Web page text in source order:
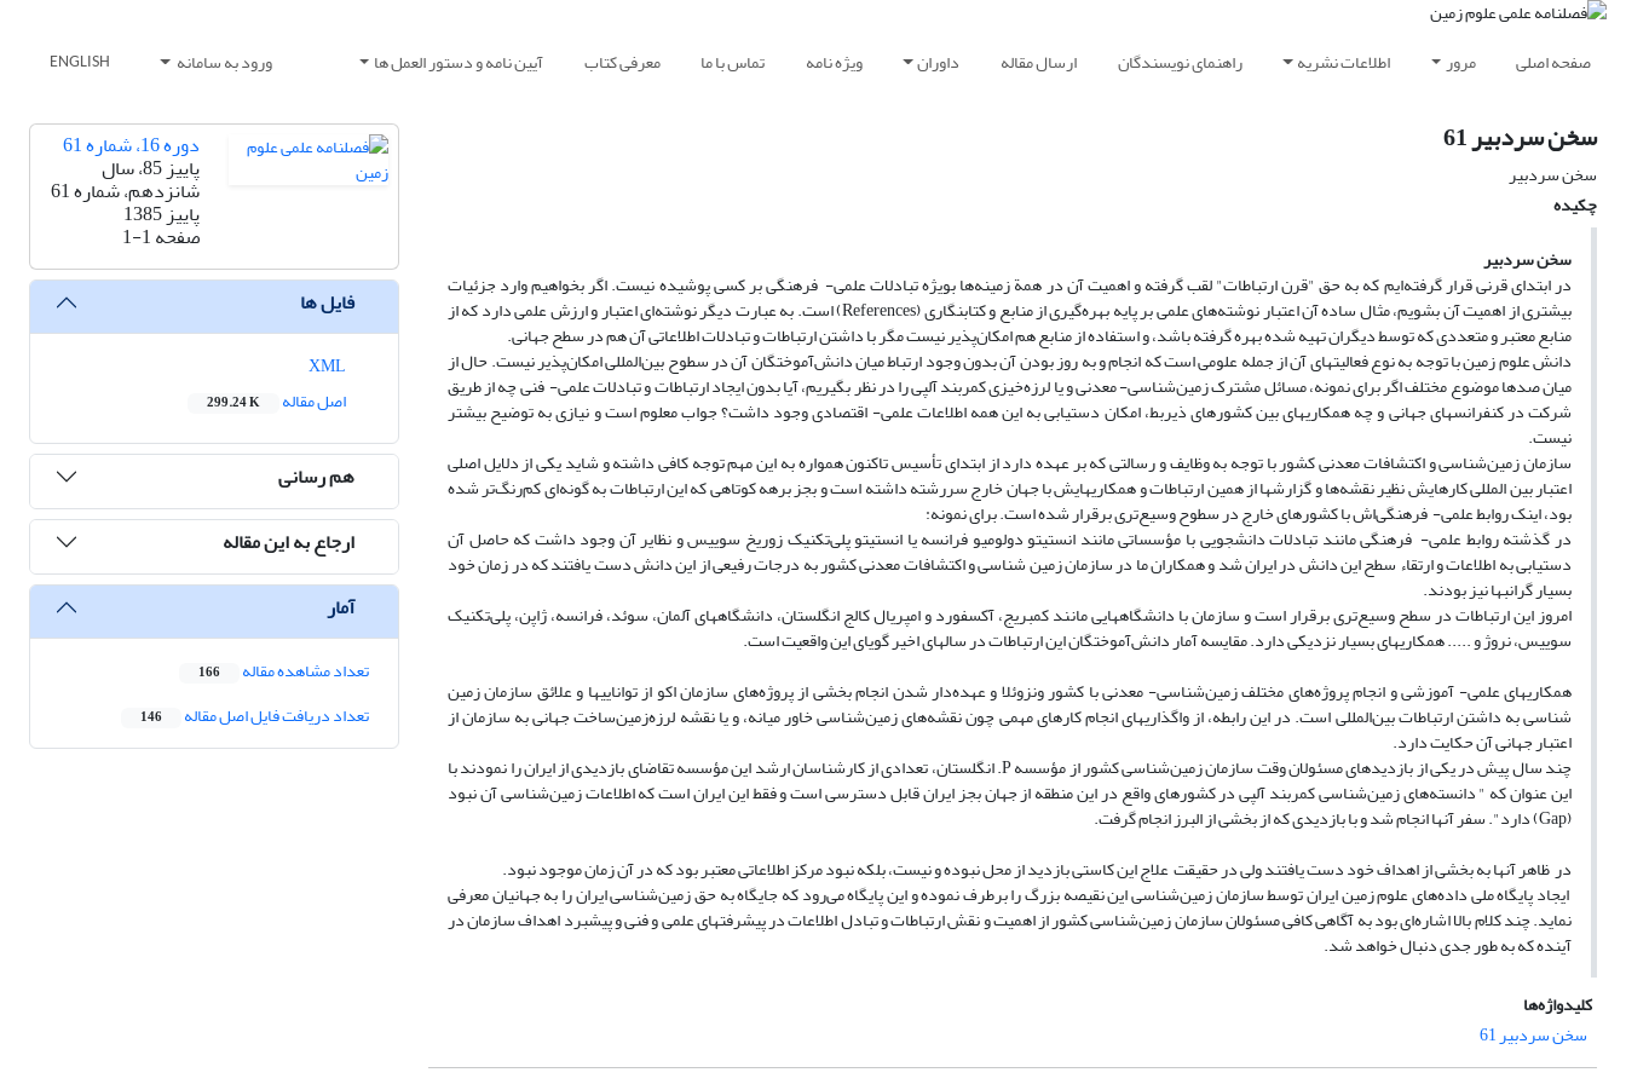
صفحه اصلی مرور اطلاعات نشریه راهنمای نویسندگان ارسال مقاله داوران ویژه نامه تماس با ما معرفی کتاب آیین نامه و دستور العمل ها ورود به سامانه ENGLISH
سخن سردبیر 61
سخن سردبیر
چکیده
سخن سردبیر
در ابتدای قرنی قرار گرفته‌ایم که به حق "قرن ارتباطات" لقب گرفته و اهمیت آن در همة زمینه‌ها بویژه تبادلات علمی- فرهنگی بر کسی پوشیده نیست. اگر بخواهیم وارد جزئیات
بیشتری از اهمیت آن بشویم، مثال ساده آن اعتبار نوشته‌های علمی بر پایه بهره‌گیری از منابع و کتابنگاری (References) است. به عبارت دیگر نوشته‌ای اعتبار و ارزش علمی دارد که از
منابع معتبر و متعددی که توسط دیگران تهیه شده بهره گرفته باشد، و استفاده از منابع هم امکان‌پذیر نیست مگر با داشتن ارتباطات و تبادلات اطلاعاتی آن هم در سطح جهانی.
دانش علوم زمین با توجه به نوع فعالیتهای آن از جمله علومی است که انجام و به روز بودن آن بدون وجود ارتباط میان دانش‌آموختگان آن در سطوح بین‌المللی امکان‌پذیر نیست. حال از
میان صدها موضوع مختلف اگر برای نمونه، مسائل مشترک زمین‌شناسی- معدنی و یا لرزه‌خیزی کمربند آلپی را در نظر بگیریم، آیا بدون ایجاد ارتباطات و تبادلات علمی- فنی چه از طریق
شرکت در کنفرانسهای جهانی و چه همکاریهای بین کشورهای ذیربط، امکان دستیابی به این همه اطلاعات علمی- اقتصادی وجود داشت؟ جواب معلوم است و نیازی به توضیح بیشتر
نیست.
سازمان زمین‌شناسی و اکتشافات معدنی کشور با توجه به وظایف و رسالتی که بر عهده دارد از ابتدای تأسیس تاکنون همواره به این مهم توجه کافی داشته و شاید یکی از دلایل اصلی
اعتبار بین المللی کارهایش نظیر نقشه‌ها و گزارشها از همین ارتباطات و همکاریهایش با جهان خارج سررشته داشته است و بجز برهه کوتاهی که این ارتباطات به گونه‌ای کم‌رنگ‌تر شده
بود، اینک روابط علمی- فرهنگی‌اش با کشورهای خارج در سطوح وسیع‌تری برقرار شده است. برای نمونه:
در گذشته روابط علمی- فرهنگی مانند تبادلات دانشجویی با مؤسساتی مانند انستیتو دولومیو فرانسه یا انستیتو پلی‌تکنیک زوریخ سوییس و نظایر آن وجود داشت که حاصل آن
دستیابی به اطلاعات و ارتقاء سطح این دانش در ایران شد و همکاران ما در سازمان زمین شناسی و اکتشافات معدنی کشور به درجات رفیعی از این دانش دست یافتند که در زمان خود
بسیار گرانبها نیز بودند.
امروز این ارتباطات در سطح وسیع‌تری برقرار است و سازمان با دانشگاههایی مانند کمبریج، آکسفورد و امپریال کالج انگلستان، دانشگاههای آلمان، سوئد، فرانسه، ژاپن، پلی‌تکنیک
سوییس، نروژ و ..... همکاریهای بسیار نزدیکی دارد. مقایسه آمار دانش‌آموختگان این ارتباطات در سالهای اخیر گویای این واقعیت است.
همکاریهای علمی- آموزشی و انجام پروژه‌های مختلف زمین‌شناسی- معدنی با کشور ونزوئلا و عهده‌دار شدن انجام بخشی از پروژه‌های سازمان اکو از تواناییها و علائق سازمان زمین
شناسی به داشتن ارتباطات بین‌المللی است. در این رابطه، از واگذاریهای انجام کارهای مهمی چون نقشه‌های زمین‌شناسی خاور میانه، و یا نقشه لرزه‌زمین‌ساخت جهانی به سازمان از
اعتبار جهانی آن حکایت دارد.
چند سال پیش در یکی از بازدیدهای مسئولان وقت سازمان زمین‌شناسی کشور از مؤسسه P. انگلستان، تعدادی از کارشناسان ارشد این مؤسسه تقاضای بازدیدی از ایران را نمودند با
این عنوان که " دانسته‌های زمین‌شناسی کمربند آلپی در کشورهای واقع در این منطقه از جهان بجز ایران قابل دسترسی است و فقط این ایران است که اطلاعات زمین‌شناسی آن نبود
(Gap) دارد". سفر آنها انجام شد و با بازدیدی که از بخشی از البرز انجام گرفت.
در ظاهر‌ آنها به بخشی از اهداف خود دست یافتند ولی در حقیقت علاج این کاستی بازدید از محل نبوده و نیست، بلکه نبود مرکز اطلاعاتی معتبر بود که در آن زمان موجود نبود.
ایجاد پایگاه ملی داده‌های علوم زمین ایران توسط سازمان زمین‌شناسی این نقیصه بزرگ را برطرف نموده و این پایگاه می‌رود که جایگاه به حق زمین‌شناسی ایران را به جهانیان معرفی
نماید. چند کلام بالا اشاره‌ای بود به آگاهی کافی مسئولان سازمان زمین‌شناسی کشور از اهمیت و نقش ارتباطات و تبادل اطلاعات در پیشرفتهای علمی و فنی و پیشبرد اهداف سازمان در
آینده که به طور جدی دنبال خواهد شد.
کلیدواژه‌ها
سخن سردبیر 61
دوره 16، شماره 61
پاییز 85، سال
شانزدهم، شماره 61
پاییز 1385
صفحه1-1
فایل ها
اصل مقاله
299.24 K
هم رسانی
ارجاع به این مقاله
آمار
تعداد مشاهده مقاله 166
تعداد دریافت فایل اصل مقاله 146